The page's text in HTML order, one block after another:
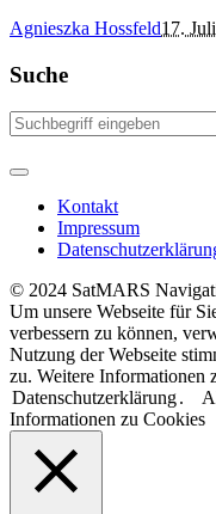
Agnieszka Hossfeld17.
Suche
Kontakt
Impressum
© 2024 SatMARS
Um unsere Webseite für
verbessern zu können,
Nutzung der Webseite
zu. Weitere Informationen
Datenschutzerklärung.
Informationen zu Cookies